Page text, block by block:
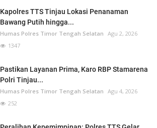
Kapolres TTS Tinjau Lokasi Penanaman
Bawang Putih hingga...
Humas Polres Timor Tengah Selatan Agu 2, 2026
1347
Pastikan Layanan Prima, Karo RBP Stamarena
Polri Tinjau...
Humas Polres Timor Tengah Selatan Agu 4, 2026
252